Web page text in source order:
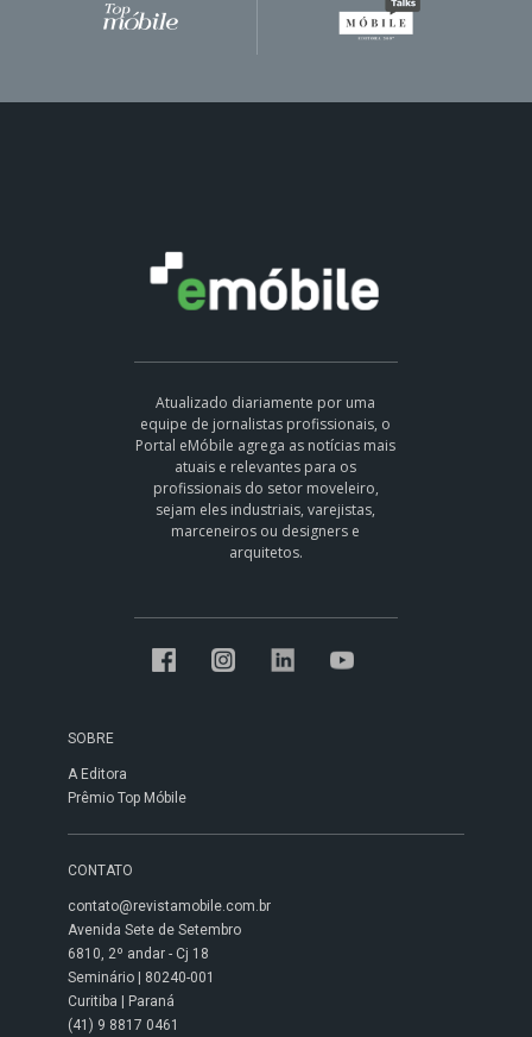
Atualizado diariamente por uma
equipe de jornalistas profissionais, o
Portal eMóbile agrega as notícias mais
atuais e relevantes para os
profissionais do setor moveleiro,
sejam eles industriais, varejistas,
marceneiros ou designers e
arquitetos.
SOBRE
A Editora
Prêmio Top Móbile
CONTATO
contato@revistamobile.com.br
Avenida Sete de Setembro
6810, 2º andar - Cj 18
Seminário | 80240-001
Curitiba | Paraná
(41) 9 8817 0461